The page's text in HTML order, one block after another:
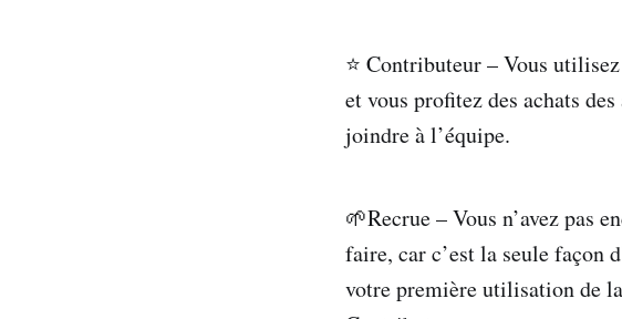
⭐ Contributeur – Vous
et vous profitez des achats
joindre à l’équipe.
🌱Recrue – Vous n’avez pas
faire, car c’est la seule façon
votre première utilisation de